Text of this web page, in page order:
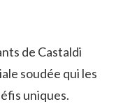
de Castaldi
soudée qui les
uniques.